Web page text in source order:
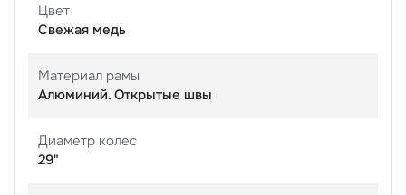
Цвет
Свежая медь
Материал рамы
Алюминий. Открытые швы
Диаметр колес
29"